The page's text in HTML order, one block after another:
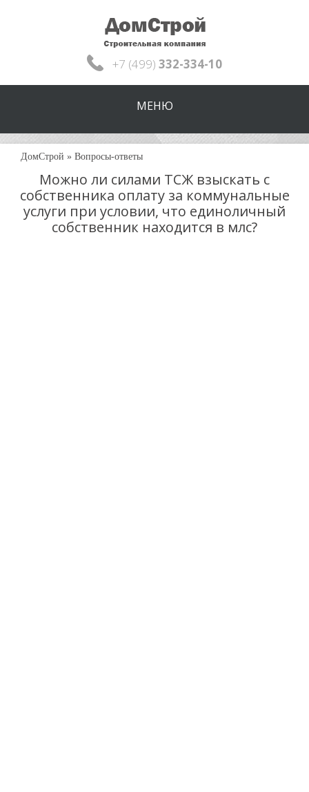
+7 (499) 332-334-10
МЕНЮ
ДомСтрой » Вопросы-ответы
Можно ли силами ТСЖ взыскать с
собственника оплату за коммунальные
услуги при условии, что единоличный
собственник находится в млс?